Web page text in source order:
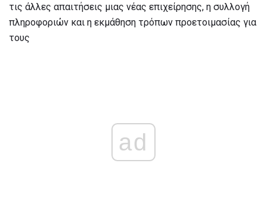
τις άλλες απαιτήσεις μιας νέας επιχείρησης, η συλλογή
πληροφοριών και η εκμάθηση τρόπων προετοιμασίας για
τους
ad